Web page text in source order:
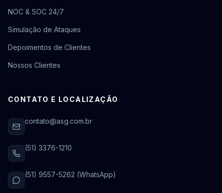
NOC & SOC 24/7
Simulação de Ataques
Depoimentos de Clientes
Nossos Clientes
CONTATO E LOCALIZAÇÃO
contato@asg.com.br
(51) 3376-1210
(51) 9557-5262 (WhatsApp)